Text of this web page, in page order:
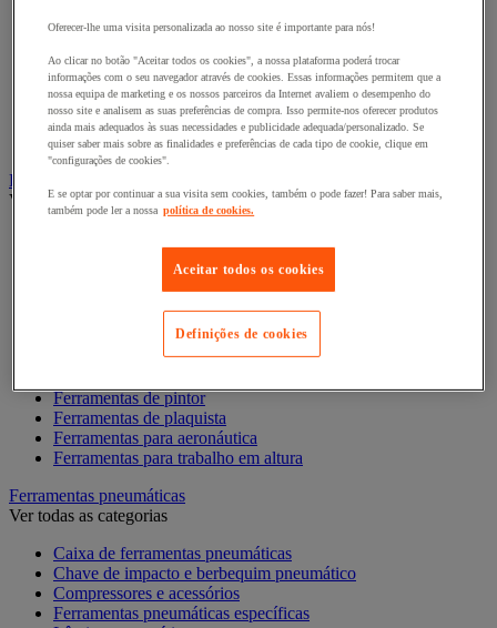
Chave de parafusos e ponta de aparafusamento
Composição de ferramentas
Cortador, tesoura e serra
Lima, folha abrasiva, plaina
Martelo e ferramentas de impacto
Torno de bancada, extrator e grampo
Ferramentas manuais profissão especializada
Ver todas as categorias
Ferramentas de canalizador
Ferramentas de Eletricista
Ferramentas de eletrónica
Ferramentas de ladrilhador
Ferramentas de mecânico
Ferramentas de pintor
Ferramentas de plaquista
Ferramentas para aeronáutica
Ferramentas para trabalho em altura
Ferramentas pneumáticas
Ver todas as categorias
Caixa de ferramentas pneumáticas
Chave de impacto e berbequim pneumático
Compressores e acessórios
Ferramentas pneumáticas específicas
Oferecer-lhe uma visita personalizada ao nosso site é importante para nós!
Ao clicar no botão "Aceitar todos os cookies", a nossa plataforma poderá trocar
informações com o seu navegador através de cookies. Essas informações permitem que a
nossa equipa de marketing e os nossos parceiros da Internet avaliem o desempenho do
nosso site e analisem as suas preferências de compra. Isso permite-nos oferecer produtos
ainda mais adequados às suas necessidades e publicidade adequada/personalizado. Se
quiser saber mais sobre as finalidades e preferências de cada tipo de cookie, clique em
"configurações de cookies".
E se optar por continuar a sua visita sem cookies, também o pode fazer! Para saber mais,
também pode ler a nossa política de cookies.
Aceitar todos os cookies
Definições de cookies